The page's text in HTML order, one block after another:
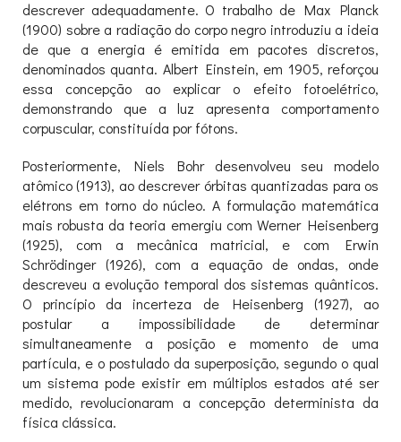
descrever adequadamente. O trabalho de Max Planck
(1900) sobre a radiação do corpo negro introduziu a ideia
de que a energia é emitida em pacotes discretos,
denominados quanta. Albert Einstein, em 1905, reforçou
essa concepção ao explicar o efeito fotoelétrico,
demonstrando que a luz apresenta comportamento
corpuscular, constituída por fótons.
Posteriormente, Niels Bohr desenvolveu seu modelo
atômico (1913), ao descrever órbitas quantizadas para os
elétrons em torno do núcleo. A formulação matemática
mais robusta da teoria emergiu com Werner Heisenberg
(1925), com a mecânica matricial, e com Erwin
Schrödinger (1926), com a equação de ondas, onde
descreveu a evolução temporal dos sistemas quânticos.
O princípio da incerteza de Heisenberg (1927), ao
postular a impossibilidade de determinar
simultaneamente a posição e momento de uma
partícula, e o postulado da superposição, segundo o qual
um sistema pode existir em múltiplos estados até ser
medido, revolucionaram a concepção determinista da
física clássica.